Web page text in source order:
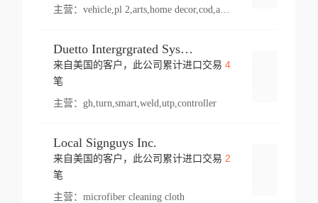
主营： vehicle,pl 2,arts,home decor,cod,amusement ride,sea
Duetto Intergrgrated Systems Inc.
来自美国的客户，此公司累计进口交易 4
笔
主营： gh,turn,smart,weld,utp,controller
Local Signguys Inc.
来自美国的客户，此公司累计进口交易 2
笔
主营： microfiber cleaning cloth